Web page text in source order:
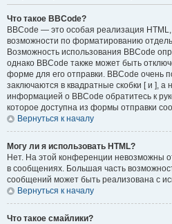
Что такое BBCode?
BBCode — это особая реализация
возможности по форматированию
Возможность использования BBCode
однако BBCode также может быть
форме для его отправки. BBCode очень
заключаются в квадратные скобки [ и ], а
информацией о BBCode обратитесь к
которое доступна из формы отправки
Вернуться к началу
Могу ли я использовать HTML?
Нет. На этой конференции невозможны
в сообщениях. Большая часть
сообщений может быть реализована с
Вернуться к началу
Что такое смайлики?